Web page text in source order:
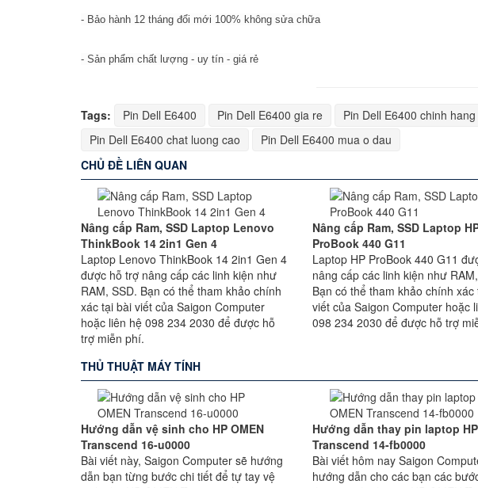
- Bảo hành 12 tháng đổi mới 100% không sửa chữa
- Sản phẩm chất lượng - uy tín - giá rẻ
Tags: Pin Dell E6400 Pin Dell E6400 gia re Pin Dell E6400 chinh hang
Pin Dell E6400 chat luong cao
Pin Dell E6400 mua o dau
CHỦ ĐỀ LIÊN QUAN
Nâng cấp Ram, SSD Laptop Lenovo
ThinkBook 14 2in1 Gen 4
Laptop Lenovo ThinkBook 14 2in1 Gen 4
được hỗ trợ nâng cấp các linh kiện như
RAM, SSD. Bạn có thể tham khảo chính
xác tại bài viết của Saigon Computer
hoặc liên hệ 098 234 2030 để được hỗ
trợ miễn phí.
Nâng cấp Ram, SSD Laptop
ProBook 440 G11
Laptop HP ProBook 440 G11
nâng cấp các linh kiện như
Bạn có thể tham khảo chính xác
viết của Saigon Computer hoặc
098 234 2030 để được hỗ trợ
THỦ THUẬT MÁY TÍNH
Hướng dẫn vệ sinh cho HP OMEN
Transcend 16-u0000
Bài viết này, Saigon Computer sẽ hướng
dẫn bạn từng bước chi tiết để tự tay vệ
Hướng dẫn thay pin laptop
Transcend 14-fb0000
Bài viết hôm nay Saigon
hướng dẫn cho các bạn các